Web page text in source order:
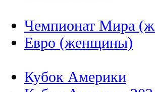
Чемпионат Мира
Евро (женщины)
Кубок Америки